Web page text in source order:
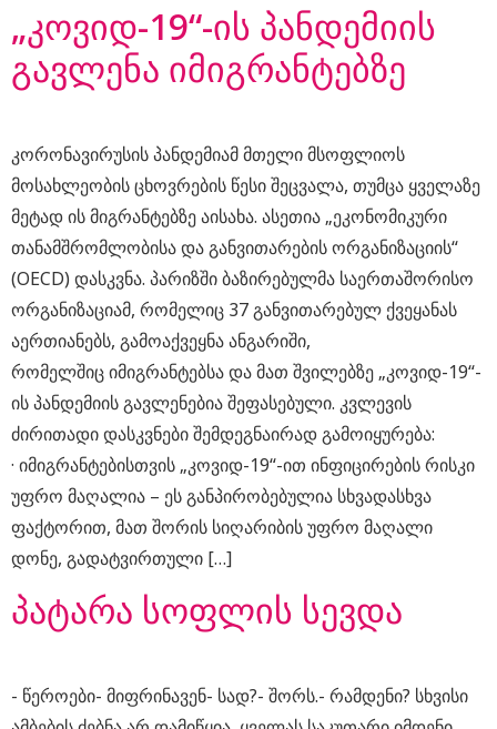
„კოვიდ-19“-ის პანდემიის
გავლენა იმიგრანტებზე
კორონავირუსის პანდემიამ მთელი მსოფლიოს
მოსახლეობის ცხოვრების წესი შეცვალა, თუმცა ყველაზე
მეტად ის მიგრანტებზე აისახა. ასეთია „ეკონომიკური
თანამშრომლობისა და განვითარების ორგანიზაციის“
(OECD) დასკვნა. პარიზში ბაზირებულმა საერთაშორისო
ორგანიზაციამ, რომელიც 37 განვითარებულ ქვეყანას
აერთიანებს, გამოაქვეყნა ანგარიში,
რომელშიც იმიგრანტებსა და მათ შვილებზე „კოვიდ-19“-
ის პანდემიის გავლენებია შეფასებული. კვლევის
ძირითადი დასკვნები შემდეგნაირად გამოიყურება:
· იმიგრანტებისთვის „კოვიდ-19“-ით ინფიცირების რისკი
უფრო მაღალია – ეს განპირობებულია სხვადასხვა
ფაქტორით, მათ შორის სიღარიბის უფრო მაღალი
დონე, გადატვირთული […]
პატარა სოფლის სევდა
​- წეროები​- მიფრინავენ​- სად?​- შორს.​- რამდენი? სხვისი